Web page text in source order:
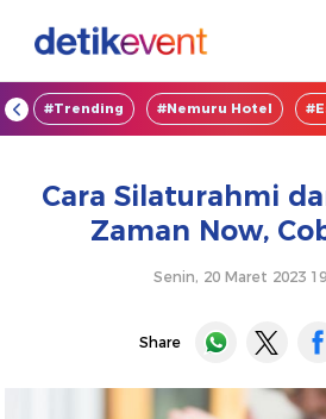
#Trending #Nemuru Hotel
Cara Silaturahmi
Zaman Now,
Senin, 20 Maret 2023
Share